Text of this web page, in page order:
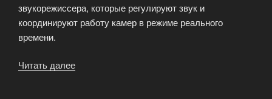
звукорежиссера, которые регулируют звук и
координируют работу камер в режиме реального
времени.
Читать далее